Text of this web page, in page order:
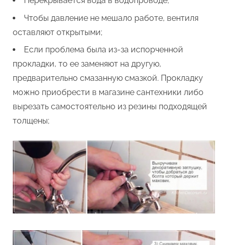
Чтобы давление не мешало работе, вентиля
оставляют открытыми;
Если проблема была из-за испорченной
прокладки, то ее заменяют на другую,
предварительно смазанную смазкой. Прокладку
можно приобрести в магазине сантехники либо
вырезать самостоятельно из резины подходящей
толщены;